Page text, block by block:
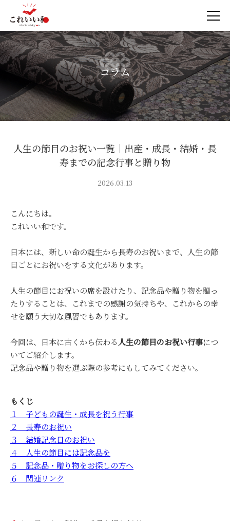
コラム
人生の節目のお祝い一覧｜出産・成長・結婚・長
寿までの記念行事と贈り物
2026.03.13
こんにちは。
これいい和です。
日本には、新しい命の誕生から長寿のお祝いまで、人生の節
目ごとにお祝いをする文化があります。
人生の節目にお祝いの席を設けたり、記念品や贈り物を贈っ
たりすることは、これまでの感謝の気持ちや、これからの幸
せを願う大切な風習でもあります。
今回は、日本に古くから伝わる 人生の節目のお祝い行事につ
いてご紹介します。
記念品や贈り物を選ぶ際の参考にもしてみてください。
もくじ
１ 子どもの誕生・成長を祝う行事
２ 長寿のお祝い
３ 結婚記念日のお祝い
４ 人生の節目には記念品を
５ 記念品・贈り物をお探しの方へ
６ 関連リンク